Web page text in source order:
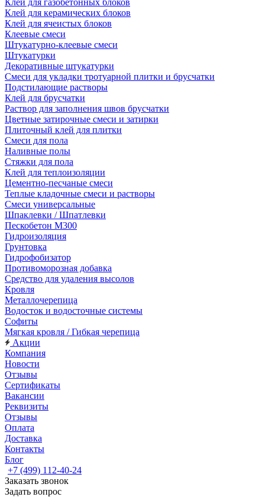
Клей для газобетонных блоков
Клей для керамических блоков
Клей для ячеистых блоков
Клеевые смеси
Штукатурно-клеевые смеси
Штукатурки
Декоративные штукатурки
Смеси для укладки тротуарной плитки и брусчатки
Подстилающие растворы
Клей для брусчатки
Раствор для заполнения швов брусчатки
Цветные затирочные смеси и затирки
Плиточный клей для плитки
Смеси для пола
Наливные полы
Стяжки для пола
Клей для теплоизоляции
Цементно-песчаные смеси
Теплые кладочные смеси и растворы
Смеси универсальные
Шпаклевки / Шпатлевки
Пескобетон М300
Гидроизоляция
Грунтовка
Гидрофобизатор
Противоморозная добавка
Средство для удаления высолов
Кровля
Металлочерепица
Водосток и водосточные системы
Софиты
Мягкая кровля / Гибкая черепица
Акции
Компания
Новости
Отзывы
Сертификаты
Вакансии
Реквизиты
Отзывы
Оплата
Доставка
Контакты
Блог
+7 (499) 112-40-24
Заказать звонок
Задать вопрос